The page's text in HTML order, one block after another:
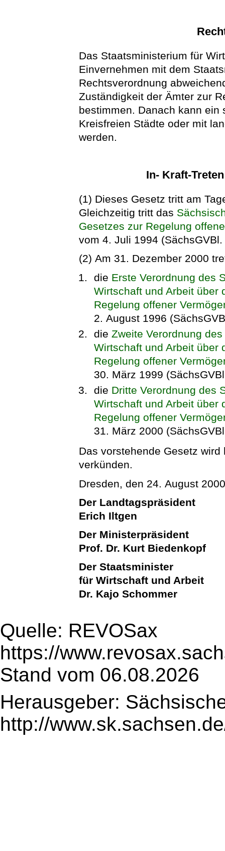
Das Staatsministerium für
Einvernehmen mit dem
Rechtsverordnung
Zuständigkeit der Ämter zur
bestimmen. Danach kann ein
Kreisfreien Städte oder mit
werden.
In- Kraft-
(1) Dieses Gesetz tritt am
Gleichzeitig tritt das
Gesetzes zur Regelung
vom 4. Juli 1994
(2) Am 31. Dezember 2000
die Erste Verordnung des
Wirtschaft und Arbeit über
Regelung offener
2. August 1996
die Zweite Verordnung
Wirtschaft und Arbeit über
Regelung offener
30. März 1999
die Dritte Verordnung des
Wirtschaft und Arbeit über
Regelung offener
31. März 2000
Das vorstehende Gesetz
verkünden.
Dresden, den 24. August
Der Landtagspräsident
Erich Iltgen
Der Ministerpräsident
Prof. Dr. Kurt Biedenkopf
Der Staatsminister
für Wirtschaft und Arbeit
Dr. Kajo Schommer
Quelle: REVOSax
https://
Stand vom 06.08.2026
Herausgeber:
http://